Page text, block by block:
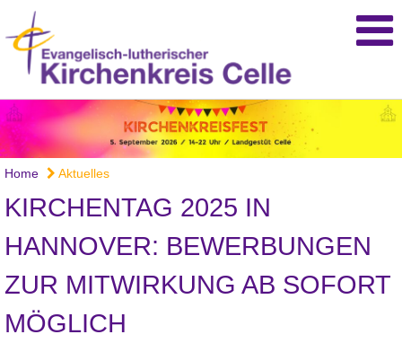
Home Aktuelles
KIRCHENTAG 2025 IN
HANNOVER: BEWERBUNGEN
ZUR MITWIRKUNG AB SOFORT
MÖGLICH